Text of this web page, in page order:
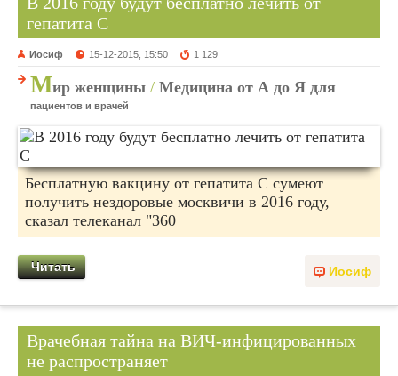
гепатита С
Иосиф 15-12-2015, 15:50 1 129
Мир женщины / Медицина от А до Я для
пациентов и врачей
Бесплатную вакцину от гепатита С сумеют
получить нездоровые москвичи в 2016 году,
сказал телеканал "360
Иосиф
Читать
Врачебная тайна на ВИЧ-инфицированных
не распространяет